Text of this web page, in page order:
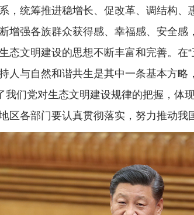
，统筹推进稳增长、促改革、调结构
强各族群众获得感、幸福感、安全感
文明建设的思想不断丰富和完善。在“
人与自然和谐共生是其中一条基本方
我们党对生态文明建设规律的把握，
各部门要认真贯彻落实，努力推动我